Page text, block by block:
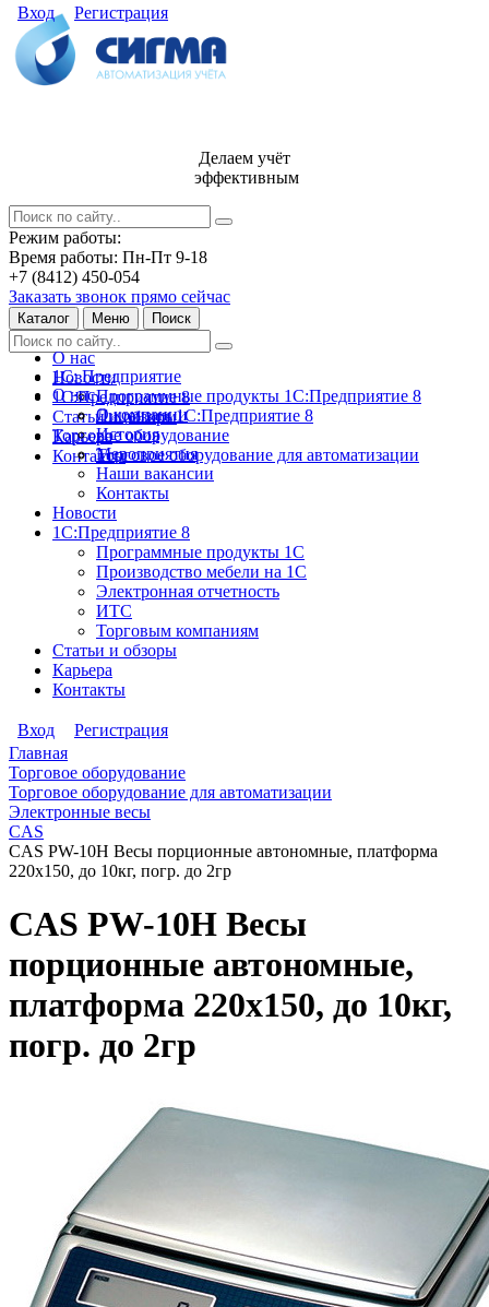
Вход Регистрация
Делаем учёт
эффективным
Режим работы:
Время работы: Пн-Пт 9-18
+7 (8412) 450-054
Заказать звонок прямо сейчас
Каталог Меню Поиск
О нас
Новости
1С:Предприятие 8
Статьи и обзоры
Карьера
Контакты
1С: Предприятие
Программные продукты 1С:Предприятие 8
Лицензии 1С:Предприятие 8
Торговое оборудование
Торговое оборудование для автоматизации
О нас
О компании
История
Мероприятия
Наши вакансии
Контакты
Новости
1С:Предприятие 8
Программные продукты 1С
Производство мебели на 1С
Электронная отчетность
ИТС
Торговым компаниям
Статьи и обзоры
Карьера
Контакты
Вход
Регистрация
Главная
Торговое оборудование
Торговое оборудование для автоматизации
Электронные весы
CAS
CAS РW-10H Весы порционные автономные, платформа
220х150, до 10кг, погр. до 2гр
CAS РW-10H Весы
порционные автономные,
платформа 220х150, до 10кг,
погр. до 2гр